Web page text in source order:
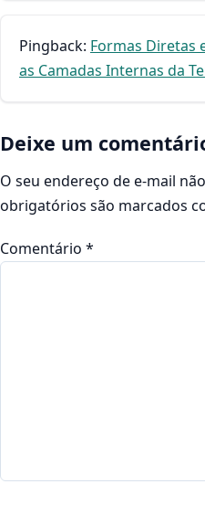
Pingback: Formas Diretas
as Camadas Internas da
Deixe um
O seu endereço de e-mail
obrigatórios são marcados
Comentário *